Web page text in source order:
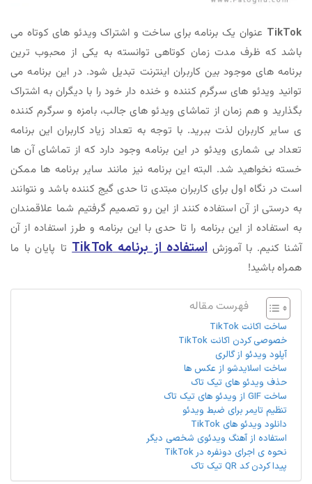
TikTok عنوان یک برنامه برای ساخت و اشتراک ویدئو های کوتاه می
باشد که ظرف مدت زمان کوتاهی توانسته به یکی از محبوب ترین
برنامه های موجود بین کاربران اینترنت تبدیل شود. در این برنامه می
توانید ویدئو های سرگرم کننده و خنده دار خود را با دیگران به اشتراک
بگذارید و هم زمان از تماشای ویدئو های جالب، بامزه و سرگرم کننده
ی سایر کاربران لذت ببرید. با توجه به تعداد زیاد کاربران این برنامه
تعداد بی شماری ویدئو در این برنامه وجود دارد که از تماشای آن ها
خسته نخواهید شد. البته این برنامه نیز مانند سایر برنامه ها ممکن
است در نگاه اول برای کاربران مبتدی تا حدی گیج کننده باشد و نتوانند
به درستی از آن استفاده کنند از این رو تصمیم گرفتیم شما علاقمندان
به استفاده از این برنامه را تا حدی با این برنامه و طرز استفاده از آن
آشنا کنیم. با آموزشاستفاده از برنامه TikTok
تا پایان با ما
همراه باشید!
فهرست مقاله
ساخت اکانت TikTok
خصوصی کردن اکانت TikTok
آپلود ویدئو از گالری
ساخت اسلایدشو از عکس ها
حذف ویدئو های تیک تاک
ساخت GIF از ویدئو های تیک تاک
تنظیم تایمر برای ضبط ویدئو
دانلود ویدئو های TikTok
استفاده از آهنگ ویدئوی شخصی دیگر
نحوه ی اجرای دونفره در TikTok
پیدا کردن کد QR تیک تاک